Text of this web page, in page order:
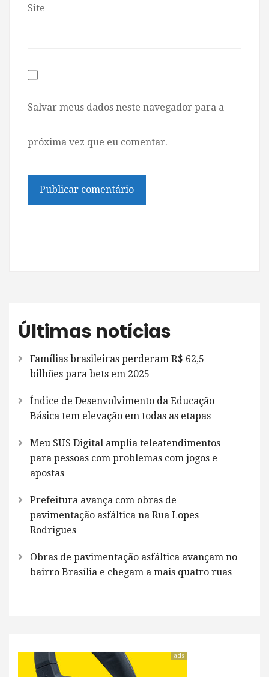
Site
Salvar meus dados neste navegador para a
próxima vez que eu comentar.
Últimas notícias
Famílias brasileiras perderam R$ 62,5
bilhões para bets em 2025
Índice de Desenvolvimento da Educação
Básica tem elevação em todas as etapas
Meu SUS Digital amplia teleatendimentos
para pessoas com problemas com jogos e
apostas
Prefeitura avança com obras de
pavimentação asfáltica na Rua Lopes
Rodrigues
Obras de pavimentação asfáltica avançam no
bairro Brasília e chegam a mais quatro ruas
ads